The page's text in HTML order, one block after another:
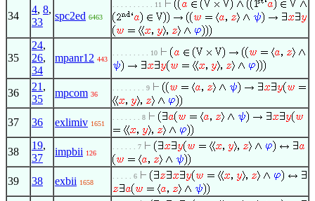
34
4, 8,
33
spc2ed 6463
. . . . . . . . . . 11
35
24,
26,
34
mpanr12 443
. . . . . . . . . 10
36
21 ,
35
mpcom 36
. . . . . . . . 9
37 36 exlimiv 1651
. . . . . . . 8
38
19,
37
impbii 126
. . . . . . 7
39 38 exbii 1658
. . . . . 6